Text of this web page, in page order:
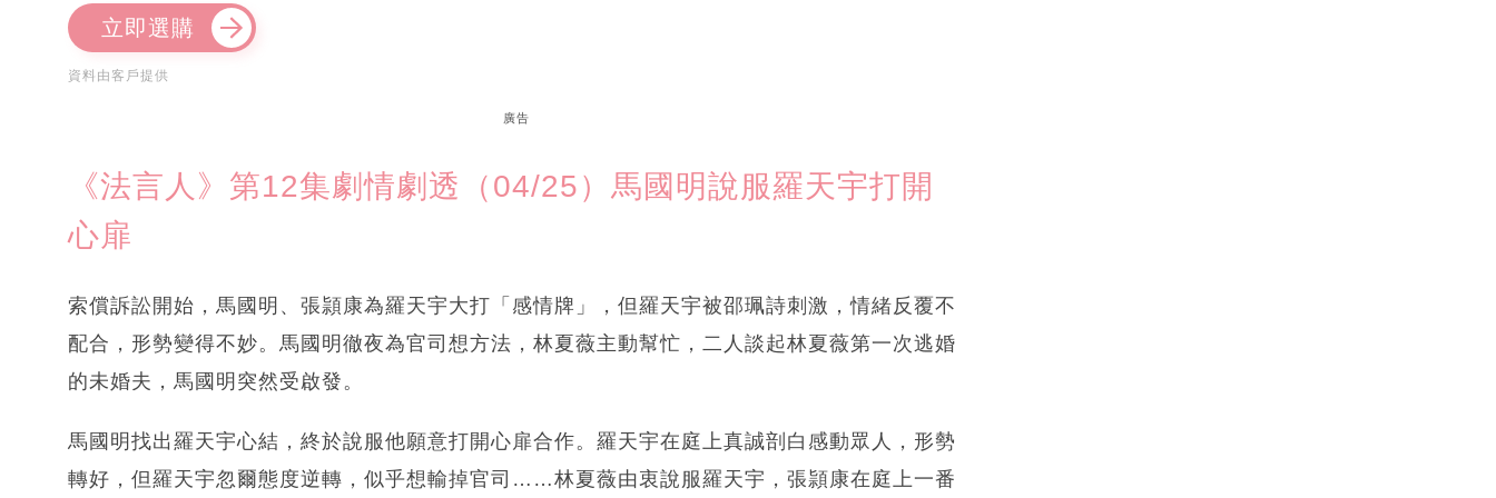
立即選購
資料由客戶提供
廣告
《法言人》第12集劇情劇透（04/25）馬國明說服羅天宇打開
心扉
索償訴訟開始，馬國明、張頴康為羅天宇大打「感情牌」，但羅天宇被邵珮詩刺激，情緒反覆不
配合，形勢變得不妙。馬國明徹夜為官司想方法，林夏薇主動幫忙，二人談起林夏薇第一次逃婚
的未婚夫，馬國明突然受啟發。
馬國明找出羅天宇心結，終於說服他願意打開心扉合作。羅天宇在庭上真誠剖白感動眾人，形勢
轉好，但羅天宇忽爾態度逆轉，似乎想輸掉官司……林夏薇由衷說服羅天宇，張頴康在庭上一番